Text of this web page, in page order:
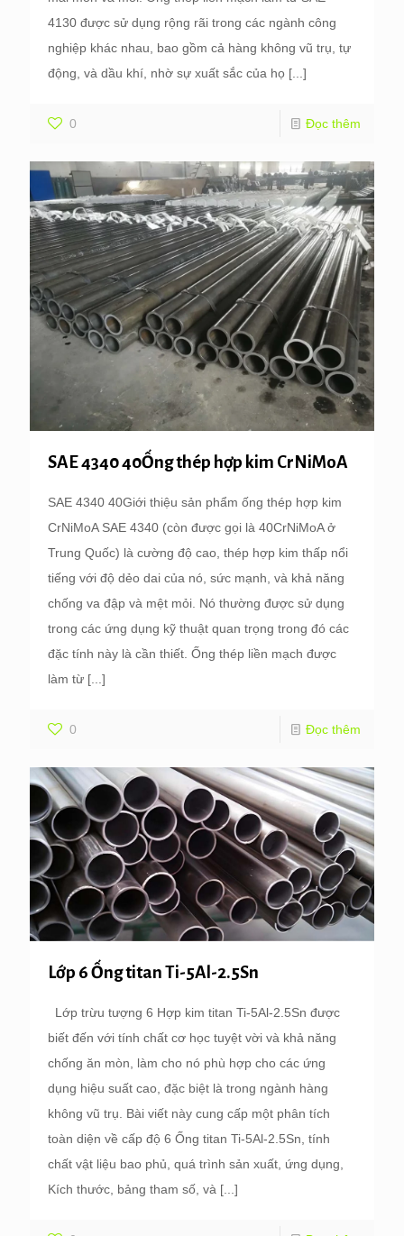
4130 được sử dụng rộng rãi trong các ngành công
nghiệp khác nhau, bao gồm cả hàng không vũ trụ, tự
động, và dầu khí, nhờ sự xuất sắc của họ [...]
0 Đọc thêm
SAE 4340 40Ống thép hợp kim CrNiMoA
SAE 4340 40Giới thiệu sản phẩm ống thép hợp kim
CrNiMoA SAE 4340 (còn được gọi là 40CrNiMoA ở
Trung Quốc) là cường độ cao, thép hợp kim thấp nổi
tiếng với độ dẻo dai của nó, sức mạnh, và khả năng
chống va đập và mệt mỏi. Nó thường được sử dụng
trong các ứng dụng kỹ thuật quan trọng trong đó các
đặc tính này là cần thiết. Ống thép liền mạch được
làm từ [...]
0 Đọc thêm
Lớp 6 Ống titan Ti-5Al-2.5Sn
Lớp trừu tượng 6 Hợp kim titan Ti-5Al-2.5Sn được
biết đến với tính chất cơ học tuyệt vời và khả năng
chống ăn mòn, làm cho nó phù hợp cho các ứng
dụng hiệu suất cao, đặc biệt là trong ngành hàng
không vũ trụ. Bài viết này cung cấp một phân tích
toàn diện về cấp độ 6 Ống titan Ti-5Al-2.5Sn, tính
chất vật liệu bao phủ, quá trình sản xuất, ứng dụng,
Kích thước, bảng tham số, và [...]